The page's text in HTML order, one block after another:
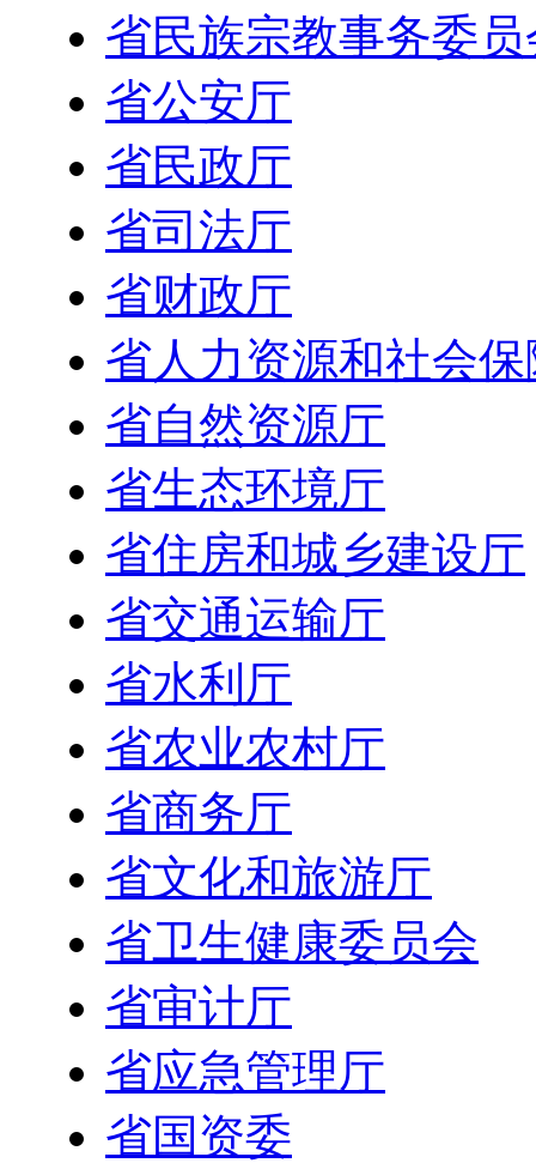
省民族宗教事务委员
省公安厅
省民政厅
省司法厅
省财政厅
省人力资源和社会
省自然资源厅
省生态环境厅
省住房和城乡建设厅
省交通运输厅
省水利厅
省农业农村厅
省商务厅
省文化和旅游厅
省卫生健康委员会
省审计厅
省应急管理厅
省国资委